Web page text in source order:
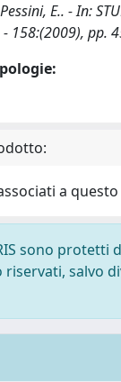
E.. - In:
158:(2009), pp.
a
sono protetti
salvo